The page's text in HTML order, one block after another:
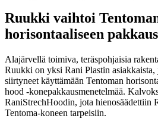
Ruukki vaihtoi
horisontaaliseen
Alajärvellä toimiva, teräspohjaisia
Ruukki on yksi Rani Plastin asiakkaista,
siirtyneet käyttämään Tentoman
hood -konepakkausmenetelmää.
RaniStrechHoodin, jota hienosäädettiin
Tentoma-koneen tarpeisiin.